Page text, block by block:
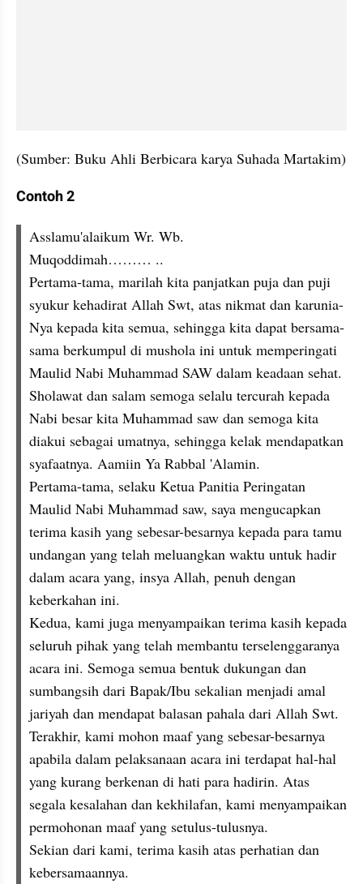
(Sumber: Buku Ahli Berbicara karya Suhada Martakim)
Contoh 2
Asslamu'alaikum Wr. Wb.
Muqoddimah……… ..
Pertama-tama, marilah kita panjatkan puja dan puji
syukur kehadirat Allah Swt, atas nikmat dan karunia-
Nya kepada kita semua, sehingga kita dapat bersama-
sama berkumpul di mushola ini untuk memperingati
Maulid Nabi Muhammad SAW dalam keadaan sehat.
Sholawat dan salam semoga selalu tercurah kepada
Nabi besar kita Muhammad saw dan semoga kita
diakui sebagai umatnya, sehingga kelak mendapatkan
syafaatnya. Aamiin Ya Rabbal 'Alamin.
Pertama-tama, selaku Ketua Panitia Peringatan
Maulid Nabi Muhammad saw, saya mengucapkan
terima kasih yang sebesar-besarnya kepada para tamu
undangan yang telah meluangkan waktu untuk hadir
dalam acara yang, insya Allah, penuh dengan
keberkahan ini.
Kedua, kami juga menyampaikan terima kasih kepada
seluruh pihak yang telah membantu terselenggaranya
acara ini. Semoga semua bentuk dukungan dan
sumbangsih dari Bapak/Ibu sekalian menjadi amal
jariyah dan mendapat balasan pahala dari Allah Swt.
Terakhir, kami mohon maaf yang sebesar-besarnya
apabila dalam pelaksanaan acara ini terdapat hal-hal
yang kurang berkenan di hati para hadirin. Atas
segala kesalahan dan kekhilafan, kami menyampaikan
permohonan maaf yang setulus-tulusnya.
Sekian dari kami, terima kasih atas perhatian dan
kebersamaannya.